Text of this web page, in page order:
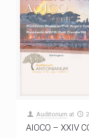
Auditorium at
AIOCO – XXIV